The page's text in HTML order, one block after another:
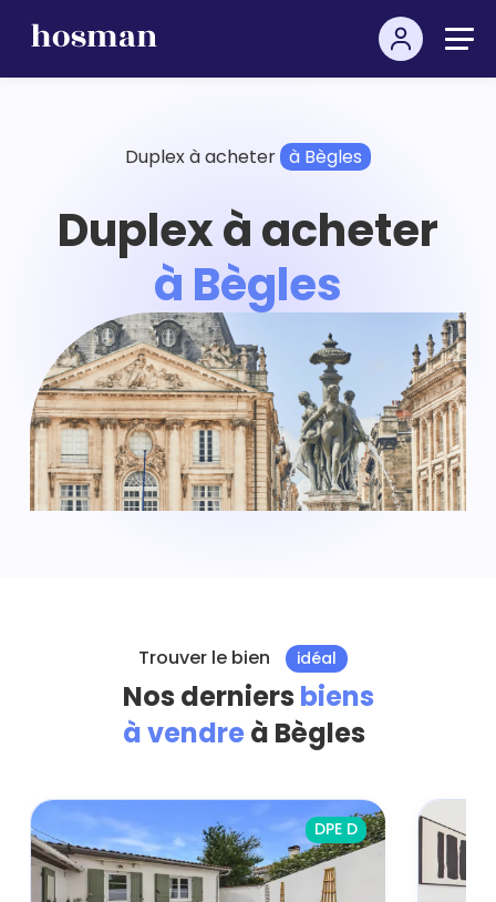
Duplex à acheter à Bègles
Duplex à acheter
à Bègles
Trouver le bien idéal
Nos derniers biens
à vendre à Bègles
DPE D